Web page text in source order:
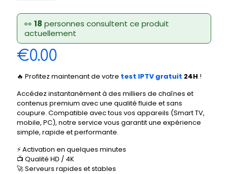
👀 18 personnes consultent ce produit
actuellement
€0.00
🔥 Profitez maintenant de votre test IPTV gratuit 24H !
Accédez instantanément à des milliers de chaînes et
contenus premium avec une qualité fluide et sans
coupure. Compatible avec tous vos appareils (Smart TV,
mobile, PC), notre service vous garantit une expérience
simple, rapide et performante.
⚡ Activation en quelques minutes
📺 Qualité HD / 4K
🚀 Serveurs rapides et stables